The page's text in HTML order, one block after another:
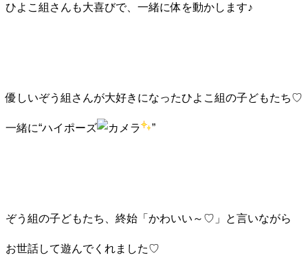
ひよこ組さんも大喜びで、一緒に体を動かします♪
優しいぞう組さんが大好きになったひよこ組の子どもたち♡
一緒に“ハイポーズ ”
ぞう組の子どもたち、終始「かわいい～♡」と言いながら
お世話して遊んでくれました♡